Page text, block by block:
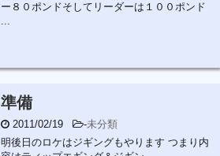
ー８０ポンドそしてリーダーは１００ポンド
...
準備
2011/02/19 -未分類
明後日のロケはジギングもやります つまり内